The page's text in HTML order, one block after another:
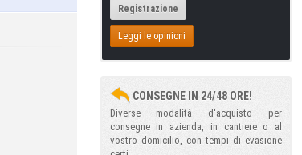
Registrazione
Leggi le opinioni
CONSEGNE IN 24/48 ORE!
Diverse modalità d'acquisto per
consegne in azienda, in cantiere o al
vostro domicilio, con tempi di evasione